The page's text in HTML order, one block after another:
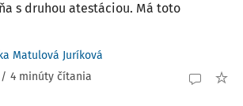
s druhou atestáciou. Má toto
Matulová Juríková
/ 4 minúty čítania